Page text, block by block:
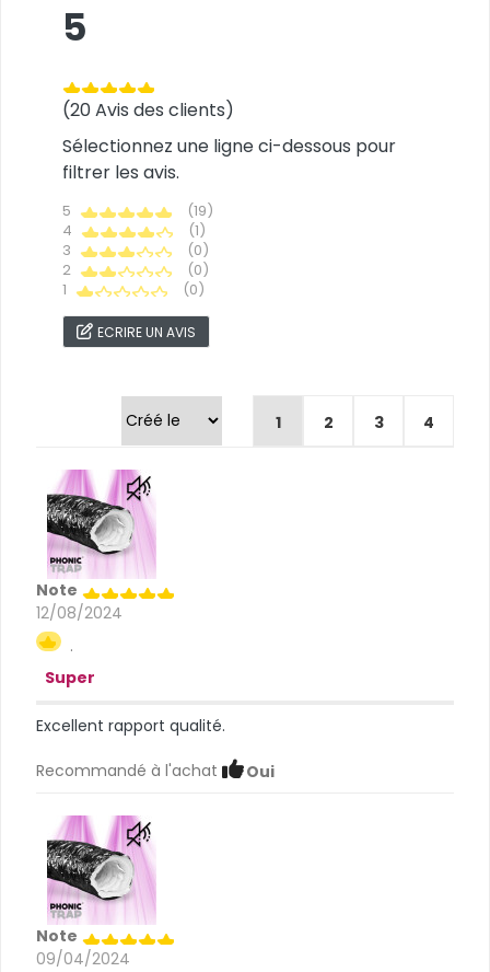
5
(20 Avis des clients)
Sélectionnez une ligne ci-dessous pour
filtrer les avis.
5
(19)
4
(1)
3
(0)
2
(0)
1
(0)
ECRIRE UN AVIS
1 2 3 4
Note
12/08/2024
.
Super
Excellent rapport qualité.
Recommandé à l'achat Oui
Note
09/04/2024